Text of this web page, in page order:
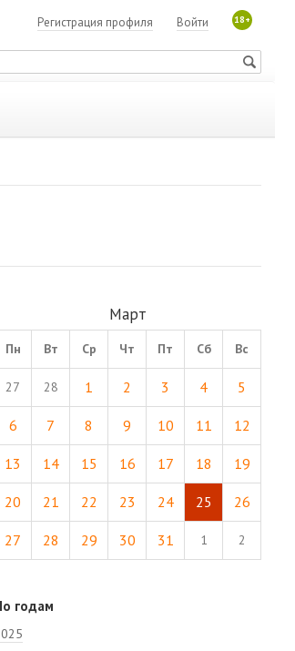
18+
Войти
Регистрация профиля
Март
Пн Вт Ср Чт Пт Сб Вс
27 28 1 2 3 4 5
6 7 8 9 10 11 12
13 14 15 16 17 18 19
20 21 22 23 24 25 26
27 28 29 30 31 1 2
годам